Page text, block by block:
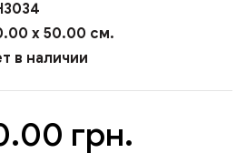
x 50.00 см.
в наличии
грн.